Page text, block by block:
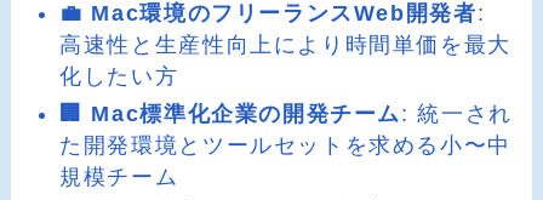
💼 Mac環境のフリーランスWeb開発者:
高速性と生産性向上により時間単価を最大
化したい方
🏢 Mac標準化企業の開発チーム : 統一され
た開発環境とツールセットを求める小〜中
規模チーム